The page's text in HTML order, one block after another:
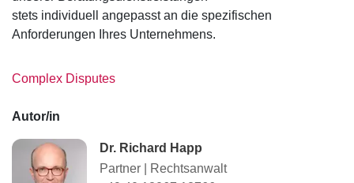
stets individuell angepasst an die spezifischen
Anforderungen Ihres Unternehmens.
Complex Disputes
Autor/in
Dr. Richard Happ
Partner
Rechtsanwalt